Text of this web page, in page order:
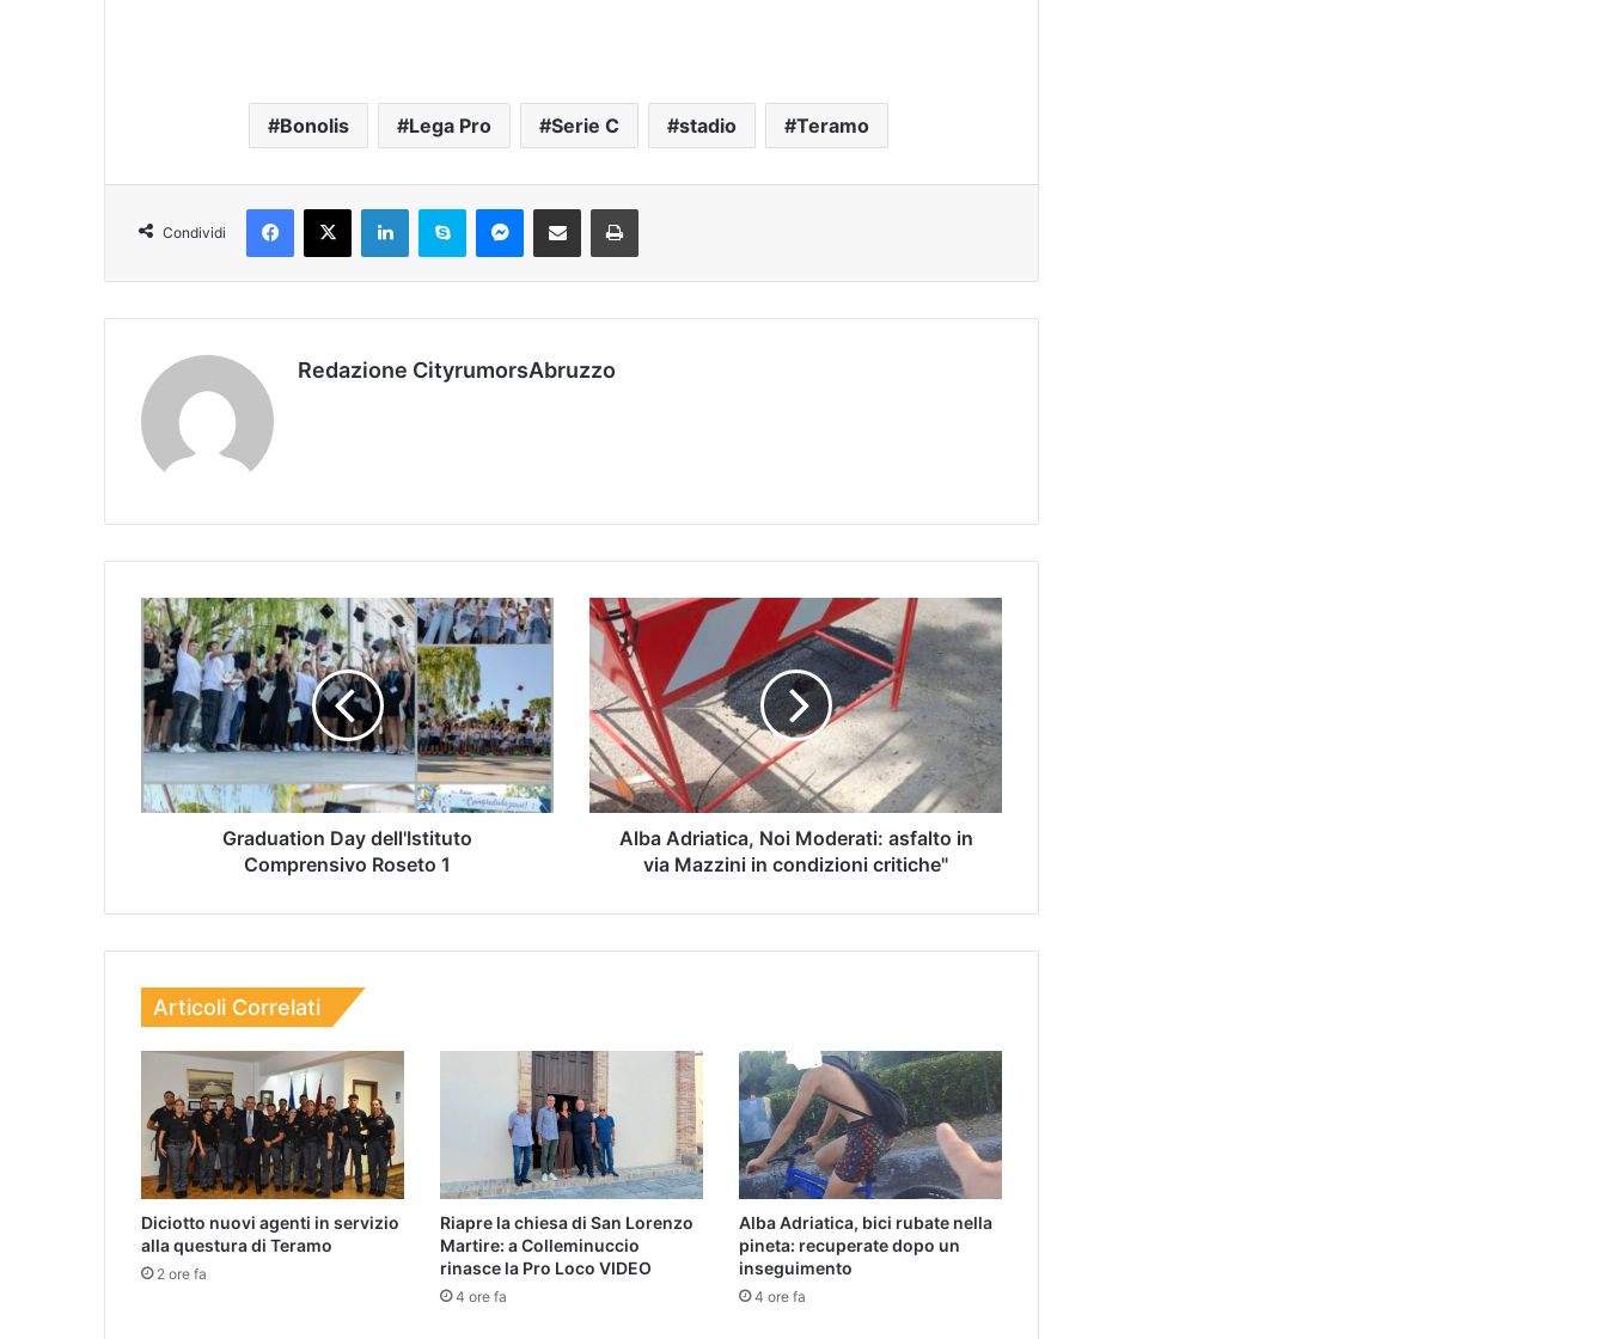
Bonolis Lega Pro Serie C stadio Teramo
Condividi
Redazione CityrumorsAbruzzo
Graduation Day dell'Istituto
Comprensivo Roseto 1
Alba Adriatica, Noi Moderati: asfalto in
via Mazzini in condizioni critiche"
Articoli Correlati
Diciotto nuovi agenti in servizio
alla questura di Teramo
2 ore fa
Riapre la chiesa di San Lorenzo
Martire: a Colleminuccio
rinasce la Pro Loco VIDEO
4 ore fa
Alba Adriatica, bici rubate nella
pineta: recuperate dopo un
inseguimento
4 ore fa